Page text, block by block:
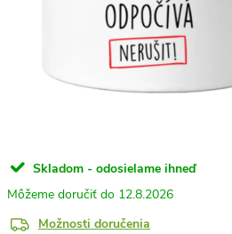
Skladom - odosielame ihneď
12.8.2026
Možnosti doručenia